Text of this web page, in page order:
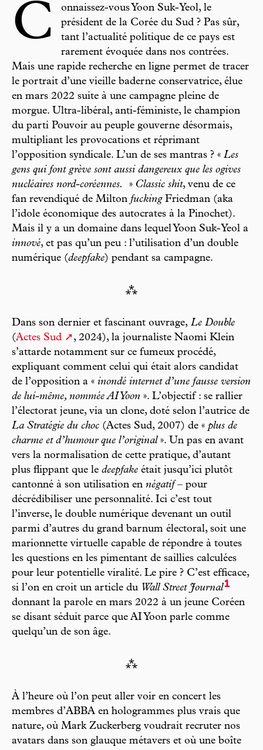
C
onnaissez-vous Yoon Suk-Yeol, le
président de la Corée du Sud ? Pas sûr,
tant l’actualité politique de ce pays est
rarement évoquée dans nos contrées.
Mais une rapide recherche en ligne permet de tracer
le portrait d’une vieille baderne conservatrice, élue
en mars 2022 suite à une campagne pleine de
morgue. Ultra-libéral, anti-féministe, le champion
du parti Pouvoir au peuple gouverne désormais,
multipliant les provocations et réprimant
l’opposition syndicale. L’un de ses mantras ? « Les
gens qui font grève sont aussi dangereux que les ogives
nucléaires nord-coréennes.
» Classic shit, venu de ce
fan revendiqué de Milton fucking Friedman (aka
l’idole économique des autocrates à la Pinochet).
Mais il y a un domaine dans lequel Yoon Suk-Yeol a
innové, et pas qu’un peu : l’utilisation d’un double
numérique (deepfake) pendant sa campagne.
⁂
Dans son dernier et fascinant ouvrage, Le Double
(Actes Sud
, 2024), la journaliste Naomi Klein
s’attarde notamment sur ce fumeux procédé,
expliquant comment celui qui était alors candidat
de l’opposition a « inondé internet d’une fausse version
de lui-même, nommée AI Yoon ». L’objectif : se rallier
l’électorat jeune, via un clone, doté selon l’autrice de
La Stratégie du choc (Actes Sud, 2007) de « plus de
charme et d’humour que l’original». Un pas en avant
vers la normalisation de cette pratique, d’autant
plus flippant que le deepfake était jusqu’ici plutôt
cantonné à son utilisation en négatif– pour
décrédibiliser une personnalité. Ici c’est tout
l’inverse, le double numérique devenant un outil
parmi d’autres du grand barnum électoral, soit une
marionnette virtuelle capable de répondre à toutes
les questions en les pimentant de saillies calculées
pour leur potentielle viralité. Le pire ? C’est efficace,
si l’on en croit un article du Wall Street Journal1
donnant la parole en mars 2022 à un jeune Coréen
se disant séduit parce que AI Yoon parle comme
quelqu’un de son âge.
⁂
À l’heure où l’on peut aller voir en concert les
membres d’ABBA en hologrammes plus vrais que
nature, où Mark Zuckerberg voudrait recruter nos
avatars dans son glauque métavers et où une boîte